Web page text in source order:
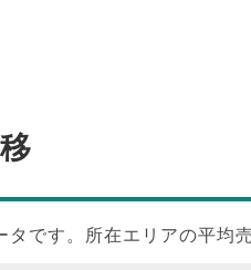
タです。所在エリアの平均